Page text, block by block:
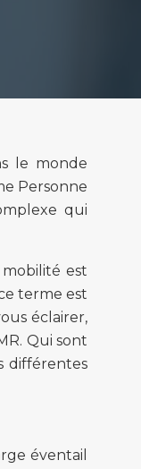
le monde
Personne
qui
est
terme est
éclairer,
Qui sont
différentes
éventail